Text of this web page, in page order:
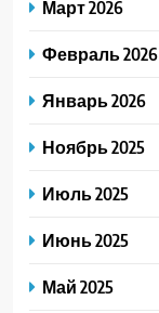
Март 2026
Февраль 2026
Январь 2026
Ноябрь 2025
Июль 2025
Июнь 2025
Май 2025